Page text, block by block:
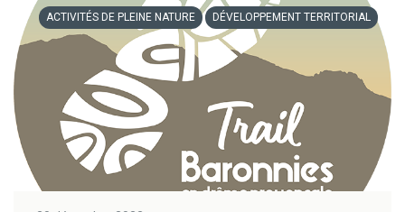
ACTIVITÉS DE PLEINE NATURE DÉVELOPPEMENT TERRITORIAL